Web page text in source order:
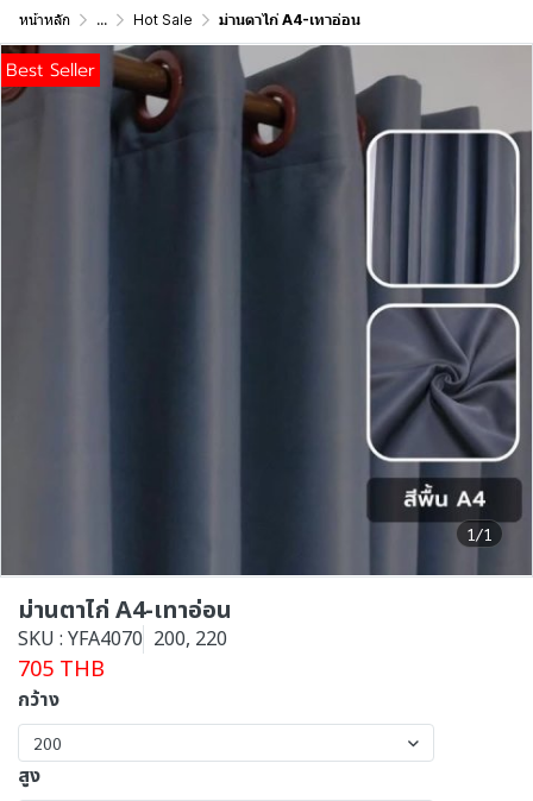
หน้าหลัก ... Hot Sale ม่านตาไก่ A4-เทาอ่อน
1/1
Best Seller
ม่านตาไก่ A4-เทาอ่อน
SKU : YFA4070 200, 220
705 THB
กว้าง
200
สูง